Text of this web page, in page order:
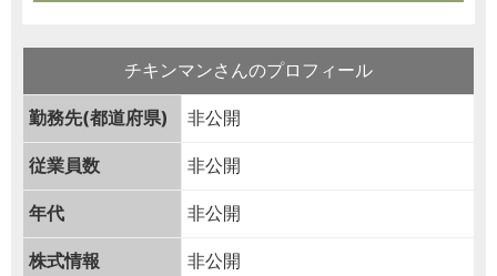
チキンマンさんのプロフィール
勤務先(都道府県) 非公開
従業員数 非公開
年代 非公開
株式情報 非公開